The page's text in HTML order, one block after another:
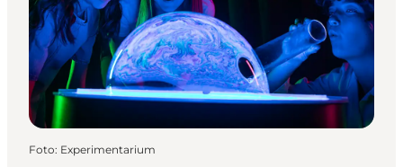
Foto: Experimentarium